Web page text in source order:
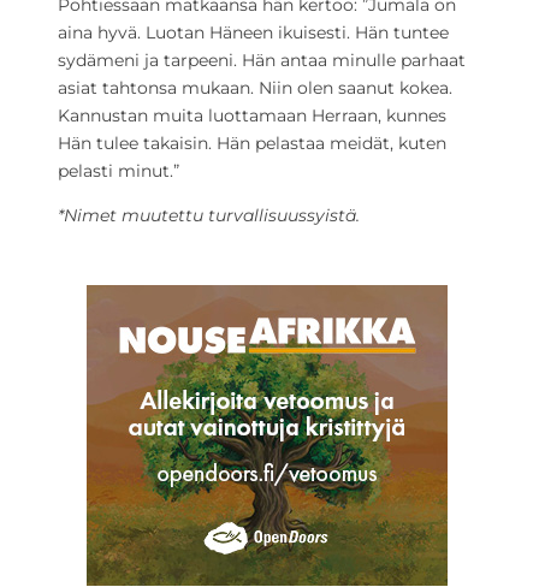
Pohtiessaan matkaansa hän kertoo: ”Jumala on
aina hyvä. Luotan Häneen ikuisesti. Hän tuntee
sydämeni ja tarpeeni. Hän antaa minulle parhaat
asiat tahtonsa mukaan. Niin olen saanut kokea.
Kannustan muita luottamaan Herraan, kunnes
Hän tulee takaisin. Hän pelastaa meidät, kuten
pelasti minut.”
*Nimet muutettu turvallisuussyistä.